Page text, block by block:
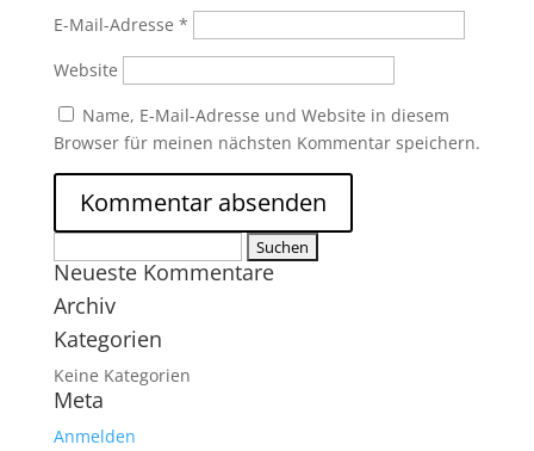
E-Mail-Adresse *
Website
Name, E-Mail-Adresse und Website in diesem
Browser für meinen nächsten Kommentar speichern.
nach:
Neueste Kommentare
Archiv
Kategorien
Keine Kategorien
Meta
Anmelden